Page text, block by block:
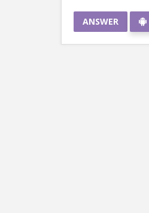
ANSWER